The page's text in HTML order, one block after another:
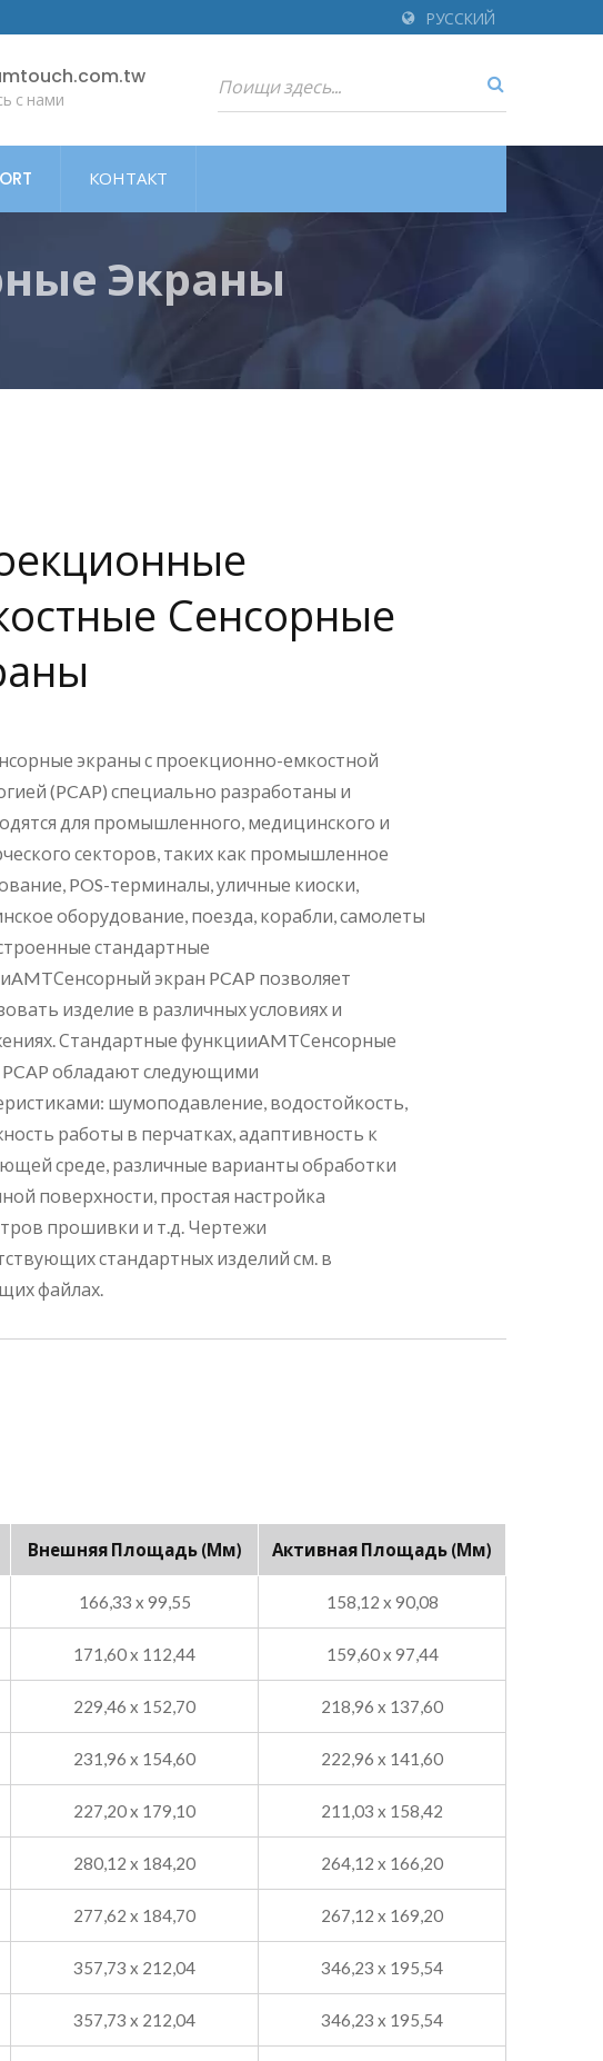
РУССКИЙ
с нами
КОНТАКТ
Экраны
Сенсорные
экраны с проекционно-емкостной
(PCAP) специально разработаны и
для промышленного, медицинского и
секторов, таких как промышленное
POS-терминалы, уличные киоски,
оборудование, поезда, корабли, самолеты
стандартные
экран PCAP позволяет
изделие в различных условиях и
Стандартные функцииAMTСенсорные
обладают следующими
шумоподавление, водостойкость,
работы в перчатках, адаптивность к
среде, различные варианты обработки
поверхности, простая настройка
прошивки и т.д. Чертежи
стандартных изделий см. в
файлах.
Внешняя Площадь (мм) Активная Площадь (мм)
166,33 x 99,55 158,12 x 90,08
171,60 x 112,44 159,60 x 97,44
229,46 x 152,70 218,96 x 137,60
231,96 x 154,60 222,96 x 141,60
227,20 x 179,10 211,03 x 158,42
280,12 x 184,20 264,12 x 166,20
277,62 x 184,70 267,12 x 169,20
357,73 x 212,04 346,23 x 195,54
357,73 x 212,04 346,23 x 195,54